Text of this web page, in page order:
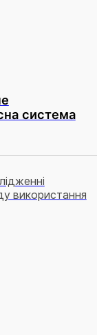
система
використання